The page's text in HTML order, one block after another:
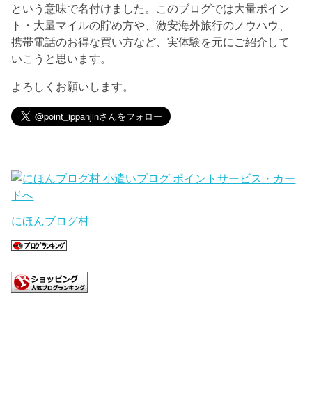
という意味で名付けました。このブログでは大量ポイン
ト・大量マイルの貯め方や、激安海外旅行のノウハウ、
携帯電話のお得な買い方など、実体験を元にご紹介して
いこうと思います。
よろしくお願いします。
にほんブログ村